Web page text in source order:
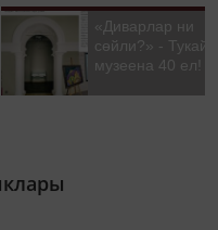
«Диварлар ни
сөйли?» - Тукай
музеена 40 ел!